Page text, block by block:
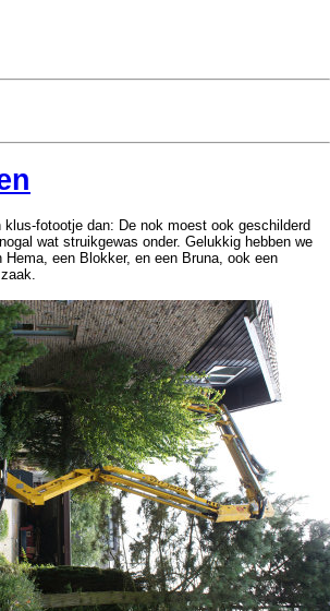
klus-fotootje dan: De nok moest ook geschilderd
wat struikgewas onder. Gelukkig hebben we
Hema, een Blokker, en een Bruna, ook een
zaak.